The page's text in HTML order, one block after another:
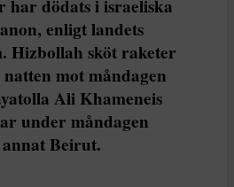
har dödats i israeliska
enligt landets
Hizbollah sköt raketer
mot måndagen
Ali Khameneis
under måndagen
Beirut.